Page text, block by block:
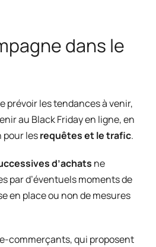
dans le
prévoir les tendances à venir,
au Black Friday en ligne, en
pour lesrequêtes et le trafic.
d’achats ne
par d’éventuels moments de
en place ou non de mesures
commerçants, qui proposent